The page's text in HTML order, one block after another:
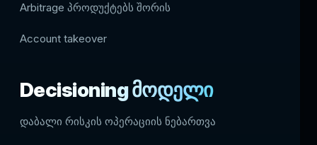
Arbitrage პროდუქტებს შორის
Account takeover
Decisioning მოდელი
დაბალი რისკის ოპერაციის ნებართვა